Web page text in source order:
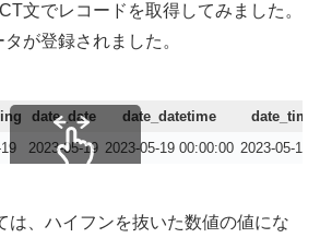
文でレコードを取得してみました。
が登録されました。
date_date date_datetime
2023-05-19 2023-05-19 00:00:00 2023-05-19
は、ハイフンを抜いた数値の値にな